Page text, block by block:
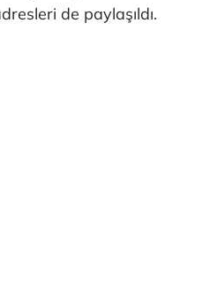
de paylaşıldı.